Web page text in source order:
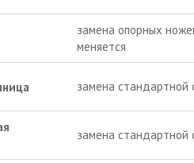
замена опорных
меняется
замена стандартной
замена стандартной